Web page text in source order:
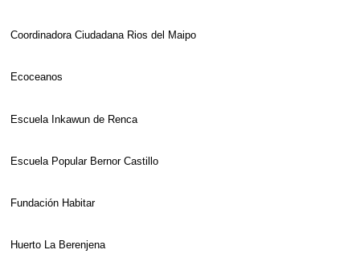
Coordinadora Ciudadana Rios del Maipo
Ecoceanos
Escuela Inkawun de Renca
Escuela Popular Bernor Castillo
Fundación Habitar
Huerto La Berenjena